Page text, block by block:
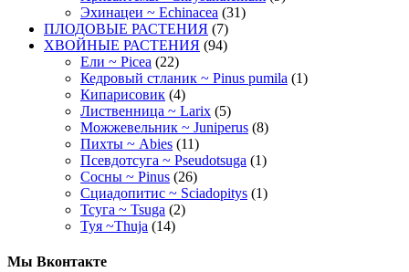
Эхинацеи ~ Echinacea (31)
ПЛОДОВЫЕ РАСТЕНИЯ (7)
ХВОЙНЫЕ РАСТЕНИЯ (94)
Ели ~ Picea (22)
Кедровый стланик ~ Pinus pumila (1)
Кипарисовик (4)
Лиственница ~ Larix (5)
Можжевельник ~ Juniperus (8)
Пихты ~ Abies (11)
Псевдотсуга ~ Pseudotsuga (1)
Сосны ~ Pinus (26)
Сциадопитис ~ Sciadopitys (1)
Тсуга ~ Tsuga (2)
Туя ~Thuja (14)
Мы Вконтакте